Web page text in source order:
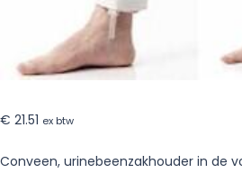
€ 21.51 ex btw
Conveen, urinebeenzakhouder in de